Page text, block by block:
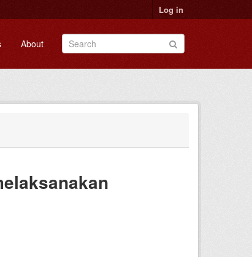
Log in
About